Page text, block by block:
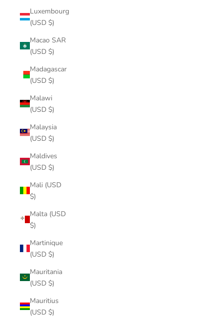
Luxembourg
(USD $)
Macao SAR
(USD $)
Madagascar
(USD $)
Malawi
(USD $)
Malaysia
(USD $)
Maldives
(USD $)
Mali (USD
$)
Malta (USD
$)
Martinique
(USD $)
Mauritania
(USD $)
Mauritius
(USD $)